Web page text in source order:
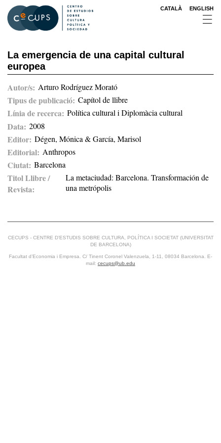
contenido
principal
CATALÀ ENGLISH
La emergencia de una capital cultural
europea
Autor/s Arturo Rodríguez Morató
Tipus de publicació Capítol de llibre
Línia de recerca Política cultural i Diplomàcia cultural
Data 2008
Editor Dégen, Mónica & García, Marisol
Editorial Anthropos
Ciutat Barcelona
Titol Llibre /
Revista
La metaciudad: Barcelona. Transformación de
una metrópolis
CECUPS - CENTRE D’ESTUDIS SOBRE CULTURA, POLÍTICA I SOCIETAT (UNIVERSITAT
DE BARCELONA)
Facultat d’Economia i Empresa. C/ Tinent Coronel Valenzuela, 1-11, 08034 Barcelona. E-
mail: cecups@ub.edu